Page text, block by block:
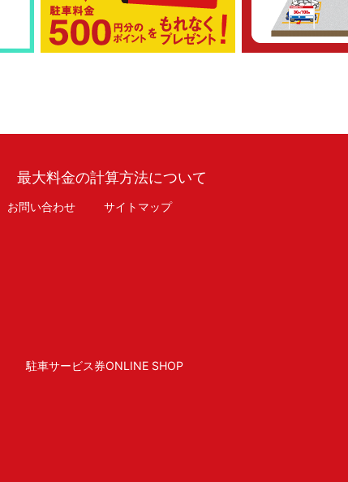
最大料金の計算方法について
お問い合わせ サイトマップ
駐車サービス券ONLINE SHOP